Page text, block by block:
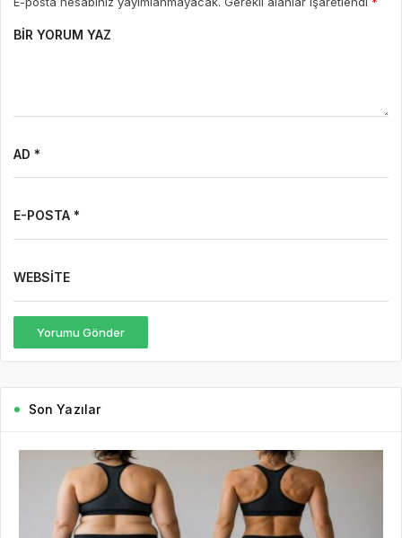
BIR YORUM YAZ
AD *
E-POSTA *
WEBSITE
Yorumu Gönder
Son Yazılar